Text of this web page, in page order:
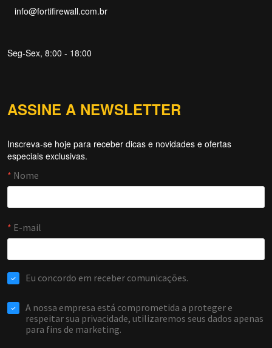
info@fortifirewall.com.br
Seg-Sex, 8:00 - 18:00
ASSINE A NEWSLETTER
Inscreva-se hoje para receber dicas e novidades e ofertas
especiais exclusivas.
EMAIL
WHATSAPP / TELEFONE